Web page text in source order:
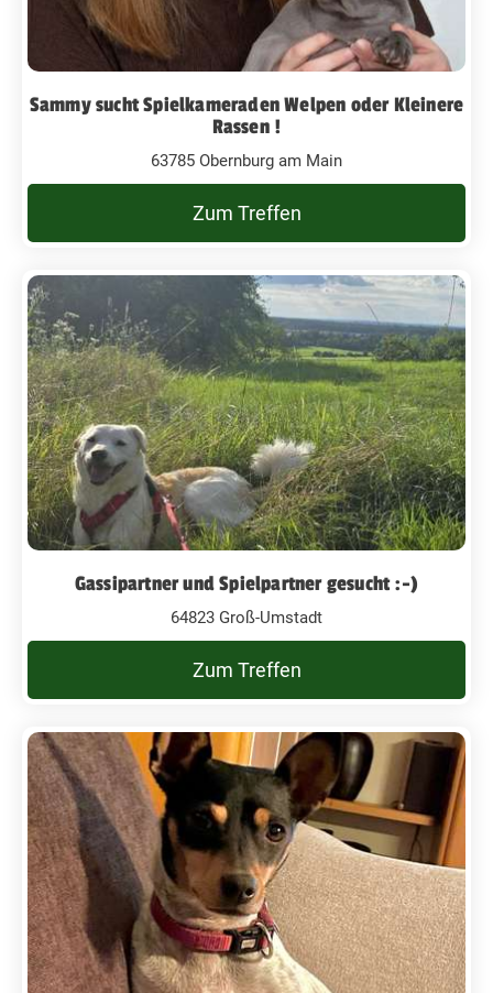
Sammy sucht Spielkameraden Welpen oder Kleinere
Rassen !
63785 Obernburg am Main
Zum Treffen
Gassipartner und Spielpartner gesucht :-)
64823 Groß-Umstadt
Zum Treffen